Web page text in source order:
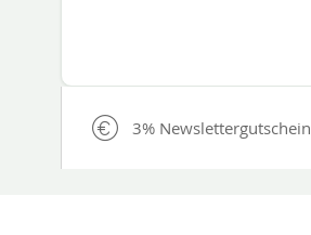
3% Newslettergutschein